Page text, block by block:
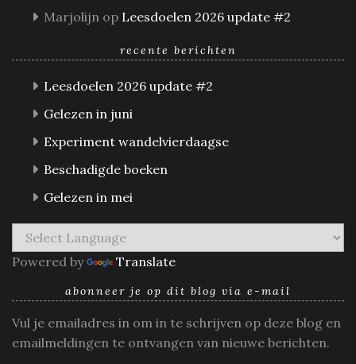
Marjolijn op Leesdoelen 2026 update #2
recente berichten
Leesdoelen 2026 update #2
Gelezen in juni
Experiment wandelvierdaagse
Beschadigde boeken
Gelezen in mei
Powered by Translate
abonneer je op dit blog via e-mail
Vul je emailadres in om in te schrijven op deze blog en
emailmeldingen te ontvangen van nieuwe berichten.